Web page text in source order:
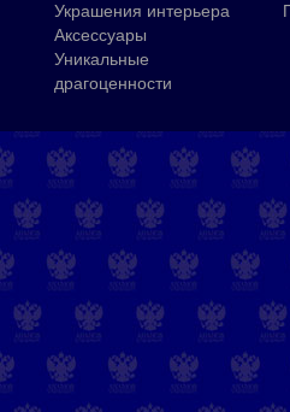
Украшения интерьера
Аксессуары
Уникальные
драгоценности